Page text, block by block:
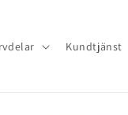
Kundtjänst